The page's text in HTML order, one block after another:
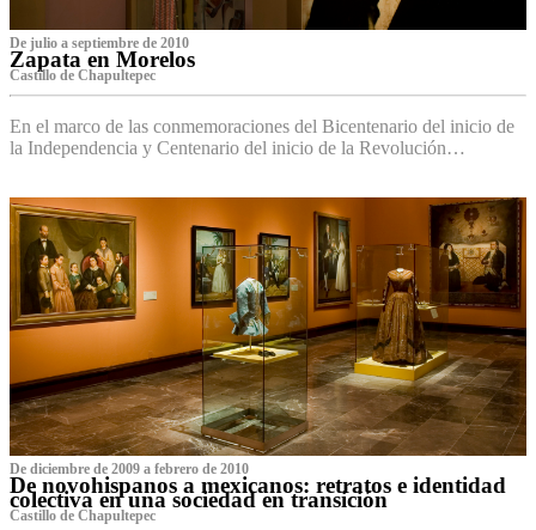
De julio a septiembre de 2010
Zapata en Morelos
Castillo de Chapultepec
En el marco de las conmemoraciones del Bicentenario del inicio de
la Independencia y Centenario del inicio de la Revolución…
De diciembre de 2009 a febrero de 2010
De novohispanos a mexicanos: retratos e identidad
colectiva en una sociedad en transición
Castillo de Chapultepec